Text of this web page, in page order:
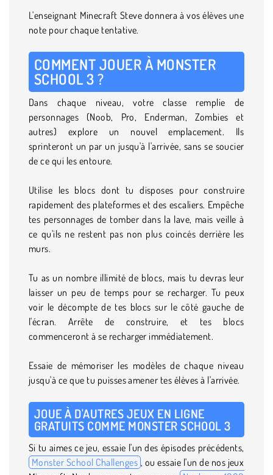
L'enseignant Minecraft Steve donnera à vos élèves une
note pour chaque tentative.
COMMENT JOUER À MONSTER
SCHOOL 3 ?
Dans chaque niveau, votre classe remplie de
personnages (Noob, Pro, Enderman, Zombies et
autres) explore un nouvel emplacement. Ils
sprinteront un par un jusqu'à l'arrivée, sans se soucier
de ce qui les entoure.
Utilise les blocs dont tu disposes pour construire
rapidement des plateformes et des escaliers. Empêche
tes personnages de tomber dans la lave, mais veille à
ce qu'ils ne restent pas non plus coincés derrière les
murs.
Tu as un nombre illimité de blocs, mais tu devras leur
laisser un peu de temps pour se recharger. Tu peux
voir le décompte de tes blocs sur le côté gauche de
l'écran. Arrête de construire, et tes blocs
commenceront à se recharger immédiatement.
Essaie de mémoriser les modèles de chaque niveau
jusqu'à ce que tu puisses amener tes élèves à l'arrivée.
JOUE À D'AUTRES JEUX EN LIGNE
GRATUITS COMME MONSTER SCHOOL 3
Si tu aimes ce jeu, essaie l'un des épisodes précédents,
Monster School Challenges , ou essaie l'un de nos jeux